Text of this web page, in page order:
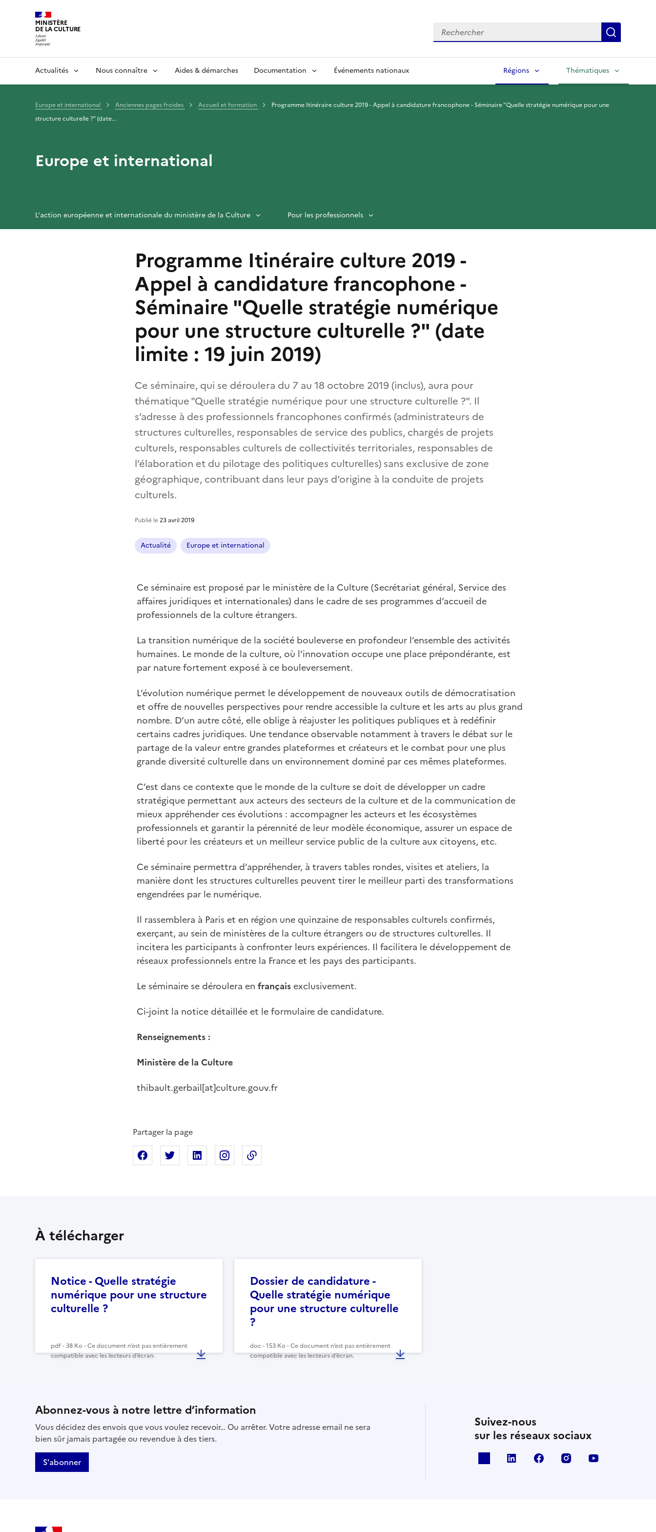
MINISTÈRE
DE LA CULTURE Rechercher
Actualités Nous connaître Aides & démarches Documentation Événements nationaux Régions Thématiques
Europe et international Anciennes pages froides Accueil et formation
Programme Itinéraire culture 2019 - Appel à candidature francophone - Séminaire "Quelle stratégie numérique pour une
structure culturelle ?" (date...
Europe et international
L'action européenne et internationale du ministère de la Culture Pour les professionnels
Programme Itinéraire culture 2019 -
Appel à candidature francophone -
Séminaire "Quelle stratégie numérique
pour une structure culturelle ?" (date
limite : 19 juin 2019)
Ce séminaire, qui se déroulera du 7 au 18 octobre 2019 (inclus), aura pour
thématique "Quelle stratégie numérique pour une structure culturelle ?". Il
s’adresse à des professionnels francophones confirmés (administrateurs de
structures culturelles, responsables de service des publics, chargés de projets
culturels, responsables culturels de collectivités territoriales, responsables de
l’élaboration et du pilotage des politiques culturelles) sans exclusive de zone
géographique, contribuant dans leur pays d’origine à la conduite de projets
culturels.
Publié le23 avril 2019
Actualité Europe et international
Ce séminaire est proposé par le ministère de la Culture (Secrétariat général, Service des
affaires juridiques et internationales) dans le cadre de ses programmes d’accueil de
professionnels de la culture étrangers.
La transition numérique de la société bouleverse en profondeur l’ensemble des activités
humaines. Le monde de la culture, où l’innovation occupe une place prépondérante, est
par nature fortement exposé à ce bouleversement.
L’évolution numérique permet le développement de nouveaux outils de démocratisation
et offre de nouvelles perspectives pour rendre accessible la culture et les arts au plus grand
nombre. D’un autre côté, elle oblige à réajuster les politiques publiques et à redéfinir
certains cadres juridiques. Une tendance observable notamment à travers le débat sur le
partage de la valeur entre grandes plateformes et créateurs et le combat pour une plus
grande diversité culturelle dans un environnement dominé par ces mêmes plateformes.
C’est dans ce contexte que le monde de la culture se doit de développer un cadre
stratégique permettant aux acteurs des secteurs de la culture et de la communication de
mieux appréhender ces évolutions : accompagner les acteurs et les écosystèmes
professionnels et garantir la pérennité de leur modèle économique, assurer un espace de
liberté pour les créateurs et un meilleur service public de la culture aux citoyens, etc.
Ce séminaire permettra d’appréhender, à travers tables rondes, visites et ateliers, la
manière dont les structures culturelles peuvent tirer le meilleur parti des transformations
engendrées par le numérique.
Il rassemblera à Paris et en région une quinzaine de responsables culturels confirmés,
exerçant, au sein de ministères de la culture étrangers ou de structures culturelles. Il
incitera les participants à confronter leurs expériences. Il facilitera le développement de
réseaux professionnels entre la France et les pays des participants.
Le séminaire se déroulera en français exclusivement.
Ci-joint la notice détaillée et le formulaire de candidature.
Renseignements :
Ministère de la Culture
thibault.gerbail[at]culture.gouv.fr
Partager la page
Partager sur Facebook
Partager sur XPartager sur Linkedin
Partager sur Instagram
À télécharger
Notice - Quelle stratégie
numérique pour une structure
culturelle ?
pdf - 38 Ko - Ce document n’est pas entièrement
compatible avec les lecteurs d’écran.
Dossier de candidature -
Quelle stratégie numérique
pour une structure culturelle
?
doc - 153 Ko - Ce document n’est pas entièrement
compatible avec les lecteurs d’écran.
Abonnez-vous à notre lettre d’information
Vous décidez des envois que vous voulez recevoir… Ou arrêter. Votre adresse email ne sera
bien sûr jamais partagée ou revendue à des tiers.
S'abonner
Suivez-nous
sur les réseaux sociaux
linkedin facebook instagram